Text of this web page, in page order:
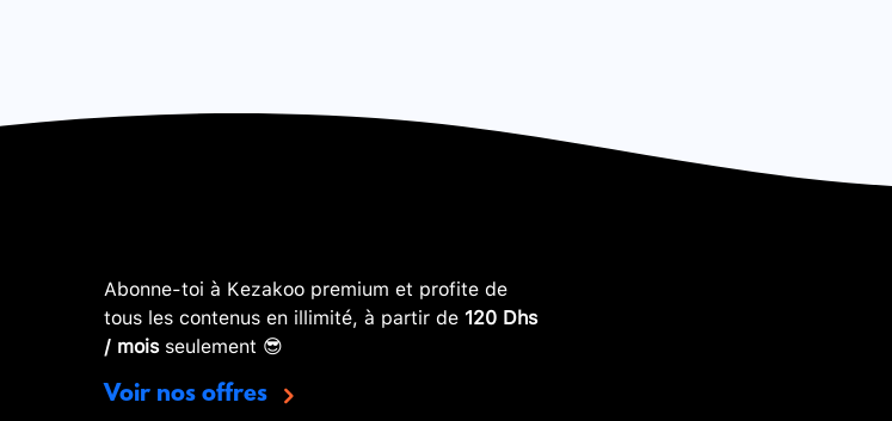
Abonne-toi à Kezakoo premium et profite de
tous les contenus en illimité, à partir de 120 Dhs
/ moisseulement 😎
Voir nos offres